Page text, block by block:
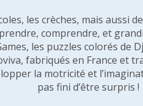
les crèches, mais aussi
comprendre, et
les puzzles colorés
fabriqués en France et
la motricité et
pas fini d’être surpris !